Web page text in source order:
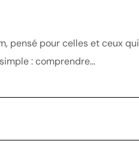
pensé pour celles et ceux qui
: comprendre...